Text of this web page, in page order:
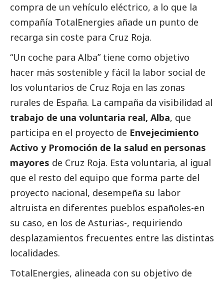
compra de un vehículo eléctrico, a lo que la
compañía TotalEnergies añade un punto de
recarga sin coste para Cruz Roja.
“Un coche para Alba” tiene como objetivo
hacer más sostenible y fácil la labor social de
los voluntarios de Cruz Roja en las zonas
rurales de España. La campaña da visibilidad al
trabajo de una voluntaria real, Alba, que
participa en el proyecto de Envejecimiento
Activo y Promoción de la salud en personas
mayores de Cruz Roja. Esta voluntaria, al igual
que el resto del equipo que forma parte del
proyecto nacional, desempeña su labor
altruista en diferentes pueblos españoles-en
su caso, en los de Asturias-, requiriendo
desplazamientos frecuentes entre las distintas
localidades.
TotalEnergies, alineada con su objetivo de